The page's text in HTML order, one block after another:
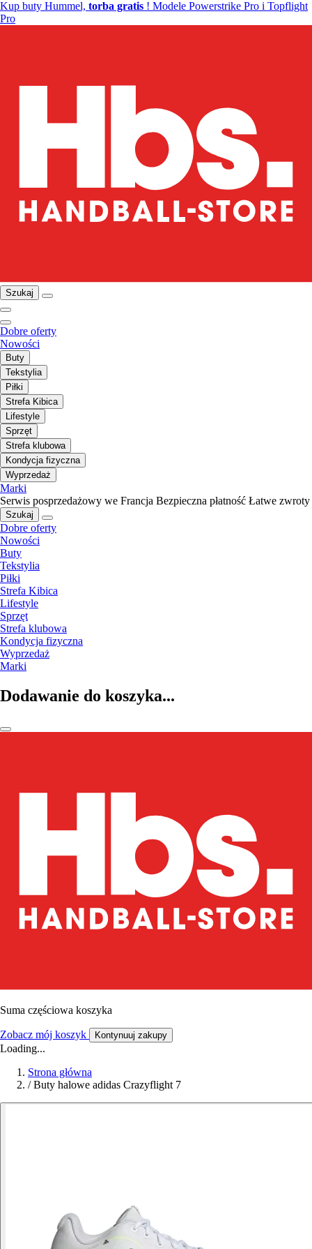
Kup buty Hummel, torba gratis ! Modele Powerstrike Pro i Topflight
Pro
Szukaj
Dobre oferty
Nowości
Buty
Tekstylia
Piłki
Strefa Kibica
Lifestyle
Sprzęt
Strefa klubowa
Kondycja fizyczna
Wyprzedaż
Marki
Serwis posprzedażowy we Francja Bezpieczna płatność Łatwe zwroty
Szukaj
Dobre oferty
Nowości
Buty
Tekstylia
Piłki
Strefa Kibica
Lifestyle
Sprzęt
Strefa klubowa
Kondycja fizyczna
Wyprzedaż
Marki
Dodawanie do koszyka...
Suma częściowa koszyka
Zobacz mój koszyk Kontynuuj zakupy
Loading...
Strona główna
/ Buty halowe adidas Crazyflight 7